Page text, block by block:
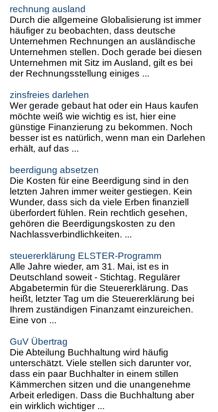
rechnung ausland
Durch die allgemeine Globalisierung ist immer
häufiger zu beobachten, dass deutsche
Unternehmen Rechnungen an ausländische
Unternehmen stellen. Doch gerade bei diesen
Unternehmen mit Sitz im Ausland, gilt es bei
der Rechnungsstellung einiges ...
zinsfreies darlehen
Wer gerade gebaut hat oder ein Haus kaufen
möchte weiß wie wichtig es ist, hier eine
günstige Finanzierung zu bekommen. Noch
besser ist es natürlich, wenn man ein Darlehen
erhält, auf das ...
beerdigung absetzen
Die Kosten für eine Beerdigung sind in den
letzten Jahren immer weiter gestiegen. Kein
Wunder, dass sich da viele Erben finanziell
überfordert fühlen. Rein rechtlich gesehen,
gehören die Beerdigungskosten zu den
Nachlassverbindlichkeiten. ...
steuererklärung ELSTER-Programm
Alle Jahre wieder, am 31. Mai, ist es in
Deutschland soweit - Stichtag. Regulärer
Abgabetermin für die Steuererklärung. Das
heißt, letzter Tag um die Steuererklärung bei
Ihrem zuständigen Finanzamt einzureichen.
Eine von ...
GuV Übertrag
Die Abteilung Buchhaltung wird häufig
unterschätzt. Viele stellen sich darunter vor,
dass ein paar Buchhalter in einem stillen
Kämmerchen sitzen und die unangenehme
Arbeit erledigen. Dass die Buchhaltung aber
ein wirklich wichtiger ...